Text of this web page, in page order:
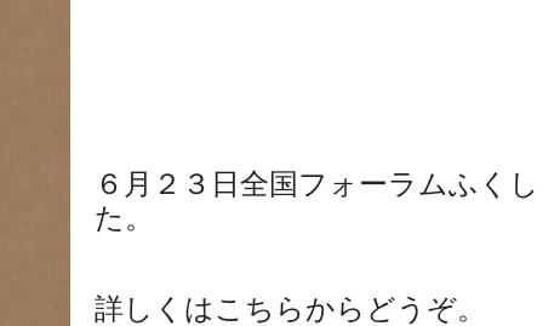
６月２３日全国フォーラムふく
た。
詳しくはこちらからどうぞ。